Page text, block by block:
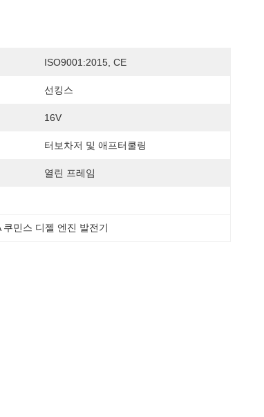
ISO9001:2015, CE
선킹스
16V
터보차저 및 애프터쿨링
열린 프레임
쿠민스 디젤 엔진 발전기